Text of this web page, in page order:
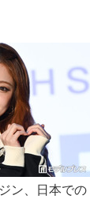
ン、日本での